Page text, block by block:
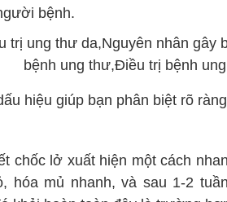
bệnh.
hiệu giúp bạn phân biệt rõ
chốc lở xuất hiện một cách
hóa mủ nhanh, và sau 1-2